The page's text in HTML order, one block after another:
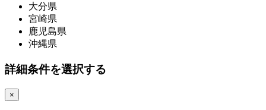
大分県
宮崎県
鹿児島県
沖縄県
詳細条件を選択する
×